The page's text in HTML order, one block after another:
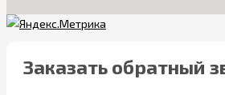
Заказать обратный